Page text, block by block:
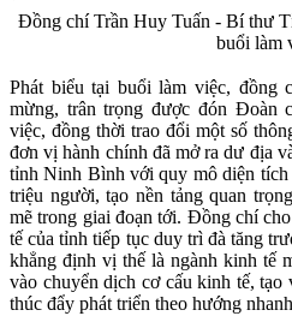
Đồng chí Trần Huy Tuấn - Bí thư
buổi làm
Phát biểu tại buổi làm việc, đồng
mừng, trân trọng được đón Đoàn
việc, đồng thời trao đổi một số
đơn vị hành chính đã mở ra dư địa
tỉnh Ninh Bình với quy mô diện tích
triệu người, tạo nền tảng quan
mẽ trong giai đoạn tới. Đồng chí
tế của tỉnh tiếp tục duy trì đà tăng
khẳng định vị thế là ngành kinh tế
vào chuyển dịch cơ cấu kinh tế, tạo
thúc đẩy phát triển theo hướng